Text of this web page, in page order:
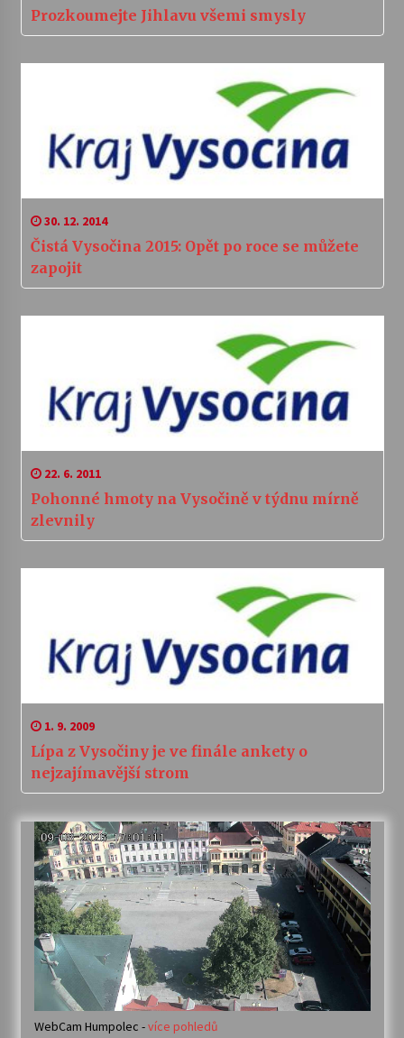
Prozkoumejte Jihlavu všemi smysly
30. 12. 2014
Čistá Vysočina 2015: Opět po roce se můžete
zapojit
22. 6. 2011
Pohonné hmoty na Vysočině v týdnu mírně
zlevnily
1. 9. 2009
Lípa z Vysočiny je ve finále ankety o
nejzajímavější strom
WebCam Humpolec -více pohledů